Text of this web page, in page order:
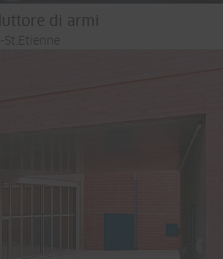
di armi
St.Etienne